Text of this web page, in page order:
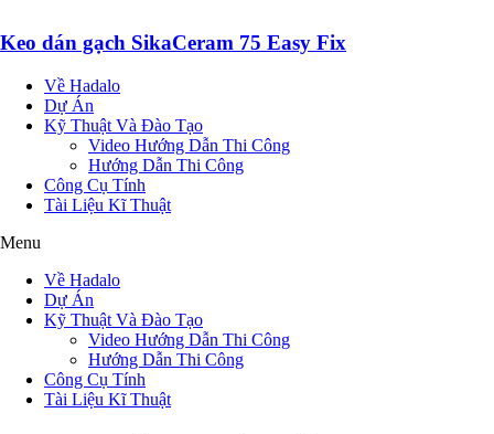
Keo dán gạch SikaCeram 75 Easy Fix
Về Hadalo
Dự Án
Kỹ Thuật Và Đào Tạo
Video Hướng Dẫn Thi Công
Hướng Dẫn Thi Công
Công Cụ Tính
Tài Liệu Kĩ Thuật
Menu
Về Hadalo
Dự Án
Kỹ Thuật Và Đào Tạo
Video Hướng Dẫn Thi Công
Hướng Dẫn Thi Công
Công Cụ Tính
Tài Liệu Kĩ Thuật